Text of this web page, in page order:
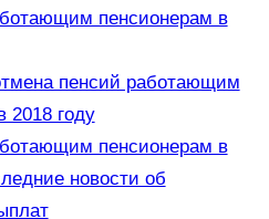
пенсионерам в
пенсий работающим
2018 году
пенсионерам в
новости об